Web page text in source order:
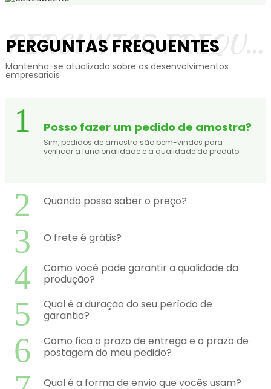
PERGUNTAS FREQUENTES
Mantenha-se atualizado sobre os desenvolvimentos
empresariais
1 Posso fazer um pedido de amostra?
Sim, pedidos de amostra são bem-vindos para
verificar a funcionalidade e a qualidade do produto.
2 Quando posso saber o preço?
3 O frete é grátis?
4
Como você pode garantir a qualidade da
produção?
5
Qual é a duração do seu período de
garantia?
6
Como fica o prazo de entrega e o prazo de
postagem do meu pedido?
Qual é a forma de envio que vocês usam?